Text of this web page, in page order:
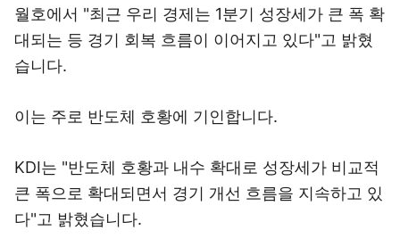
월호에서 "최근 우리 경제는 1분기 성장세가 큰 폭 확
대되는 등 경기 회복 흐름이 이어지고 있다"고 밝혔
습니다.
이는 주로 반도체 호황에 기인합니다.
KDI는 "반도체 호황과 내수 확대로 성장세가 비교적
큰 폭으로 확대되면서 경기 개선 흐름을 지속하고 있
다"고 밝혔습니다.